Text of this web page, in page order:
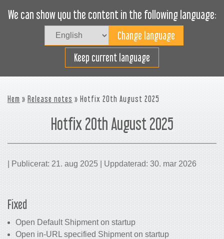
We can show you the content in the following language:
Keep current language
Lasta effektivt
Hem » Release notes » Hotfix 20th August 2025
Hotfix 20th August 2025
| Publicerat: 21. aug 2025 | Uppdaterad: 30. mar 2026
Fixed
Open Default Shipment on startup
Open in-URL specified Shipment on startup